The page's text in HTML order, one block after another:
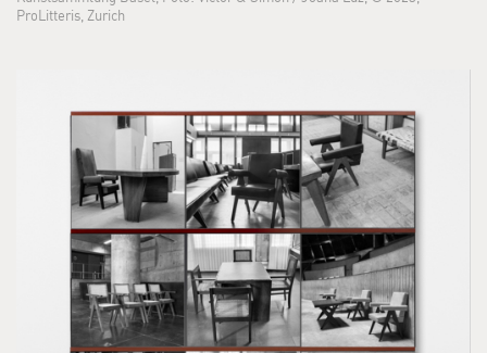
ProLitteris, Zurich